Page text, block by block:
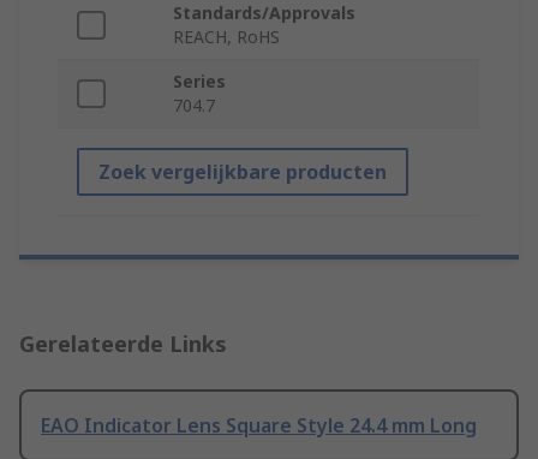
Standards/Approvals
REACH, RoHS
Series
704.7
Zoek vergelijkbare producten
Gerelateerde Links
EAO Indicator Lens Square Style 24.4 mm Long